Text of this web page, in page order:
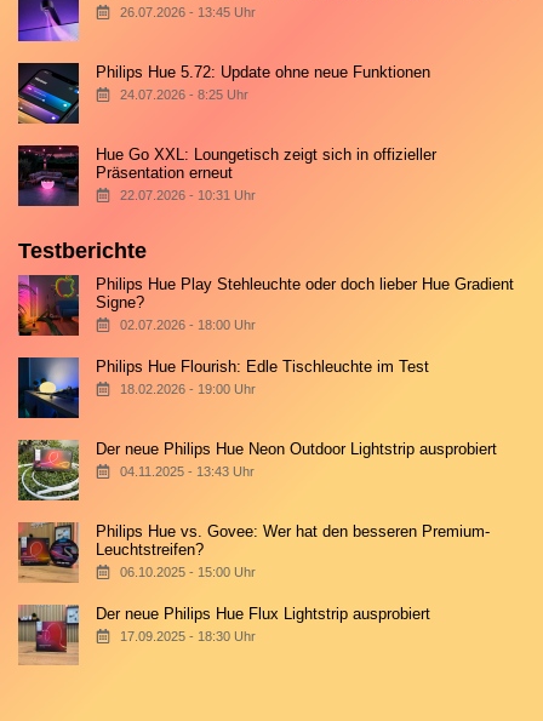
26.07.2026 - 13:45 Uhr
Philips Hue 5.72: Update ohne neue Funktionen
24.07.2026 - 8:25 Uhr
Hue Go XXL: Loungetisch zeigt sich in offizieller
Präsentation erneut
22.07.2026 - 10:31 Uhr
Testberichte
Philips Hue Play Stehleuchte oder doch lieber Hue Gradient
Signe?
02.07.2026 - 18:00 Uhr
Philips Hue Flourish: Edle Tischleuchte im Test
18.02.2026 - 19:00 Uhr
Der neue Philips Hue Neon Outdoor Lightstrip ausprobiert
04.11.2025 - 13:43 Uhr
Philips Hue vs. Govee: Wer hat den besseren Premium-
Leuchtstreifen?
06.10.2025 - 15:00 Uhr
Der neue Philips Hue Flux Lightstrip ausprobiert
17.09.2025 - 18:30 Uhr